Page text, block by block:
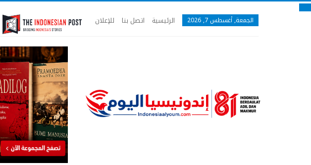
الجمعة, أغسطس 7, 2026 الرئيسية اتصل بنا للإعلان